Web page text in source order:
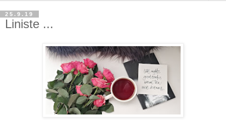
25.9.19
Liniste ...